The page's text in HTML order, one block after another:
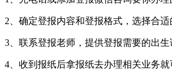
2、确定登报内容和登报格式，选择合
3、联系登报老师，提供登报需要的出
4、收到报纸后拿报纸去办理相关业务就